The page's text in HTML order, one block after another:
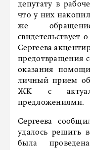
депутату в
что у них
же
свидетельствует
Сергеева
предотвращения
оказания
личный прием
ЖК с
предложениями.
Сергеева
удалось решить
была